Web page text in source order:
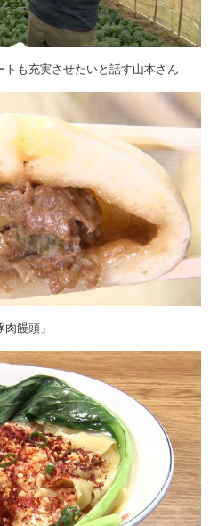
も充実させたいと話す山本さん
饅頭」